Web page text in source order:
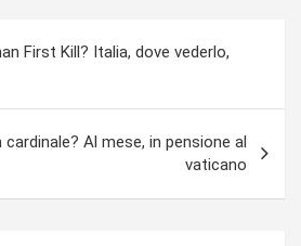
First Kill? Italia, dove vederlo,
Al mese, in pensione al
vaticano